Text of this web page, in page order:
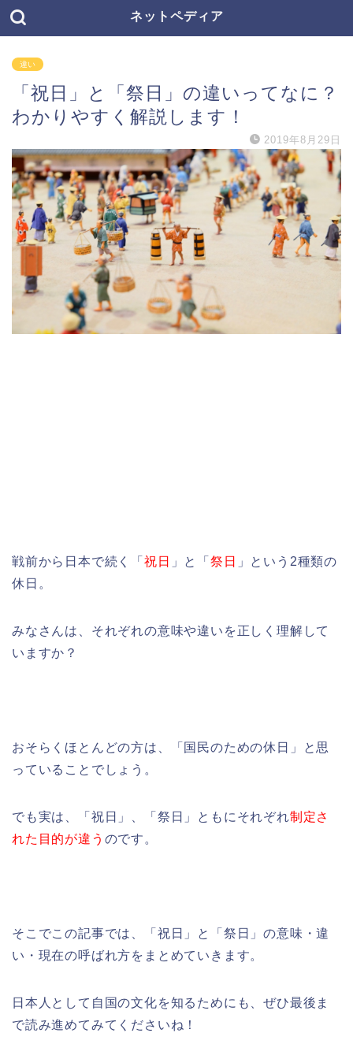
ネットペディア
違い
「祝日」と「祭日」の違いってなに？
わかりやすく解説します！
2019年8月29日
戦前から日本で続く「 祝日 」と「祭日
」という2種類の
休日。
みなさんは、それぞれの意味や違いを正しく理解して
いますか？
おそらくほとんどの方は、「国民のための休日」と思
っていることでしょう。
でも実は、「祝日」、「祭日」ともにそれぞれ制定さ
れた目的が違う のです。
そこでこの記事では、「祝日」と「祭日」の意味・違
い・現在の呼ばれ方をまとめていきます。
日本人として自国の文化を知るためにも、ぜひ最後ま
で読み進めてみてくださいね！